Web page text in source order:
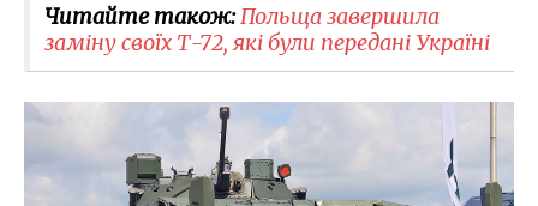
Читайте також:Польща завершила
заміну своїх Т-72, які були передані Україні